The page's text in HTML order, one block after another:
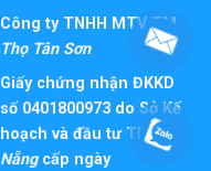
Công ty TNHH MTV TM
Thọ Tân Sơn
Giấy chứng nhận ĐKKD
số 0401800973 do Sở Kế
hoạch và đầu tư TPĐà
Nẵngcấp ngày